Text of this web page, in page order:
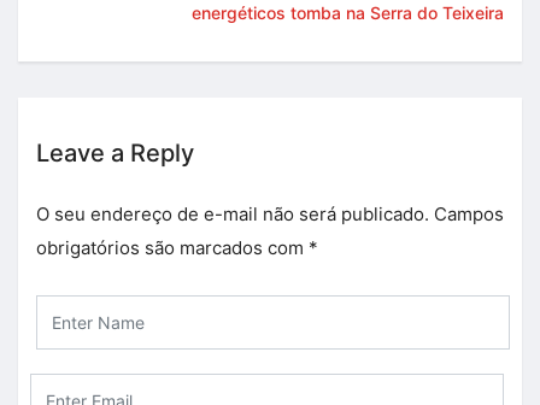
energéticos tomba na Serra do Teixeira
Leave a Reply
O seu endereço de e-mail não será publicado. Campos
obrigatórios são marcados com *